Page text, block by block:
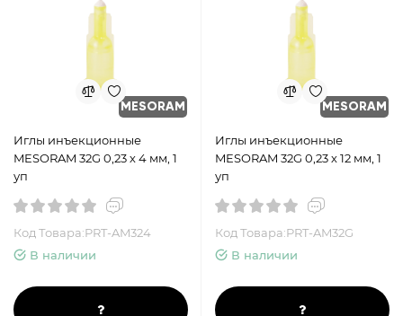
MESORAM
Иглы инъекционные
MESORAM 32G 0,23 х 4 мм, 1
уп
Код Товара:PRT-AM324
В наличии
MESORAM
Иглы инъекционные
MESORAM 32G 0,23 х 12 мм, 1
уп
Код Товара:PRT-AM32G
В наличии